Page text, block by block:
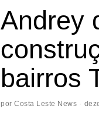
Andrey
bairros
por Costa Leste News